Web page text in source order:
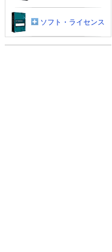
ソフト・ライセンス